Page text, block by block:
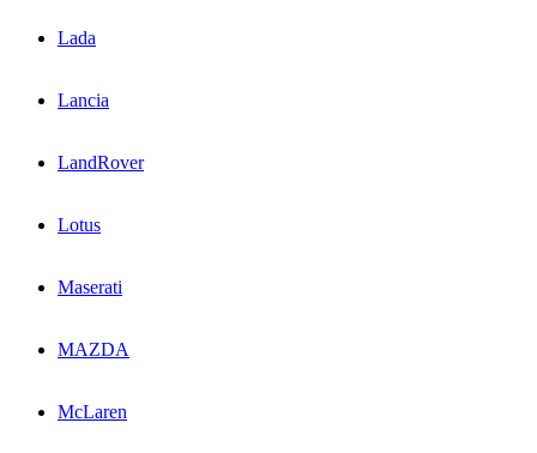
Lada
Lancia
LandRover
Lotus
Maserati
MAZDA
McLaren